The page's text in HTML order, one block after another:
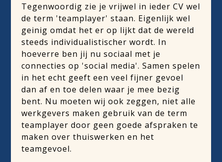
Tegenwoordig zie je vrijwel in ieder CV wel
de term 'teamplayer' staan. Eigenlijk wel
geinig omdat het er op lijkt dat de wereld
steeds individualistischer wordt. In
hoeverre ben jij nu sociaal met je
connecties op 'social media'. Samen spelen
in het echt geeft een veel fijner gevoel
dan af en toe delen waar je mee bezig
bent. Nu moeten wij ook zeggen, niet alle
werkgevers maken gebruik van de term
teamplayer door geen goede afspraken te
maken over thuiswerken en het
teamgevoel.